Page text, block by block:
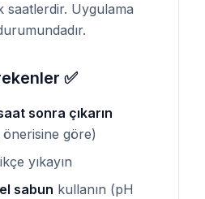
saatlerdir. Uygulama
✅
sonra çıkarın
önerisine göre)
yıkayın
sabun kullanın (pH